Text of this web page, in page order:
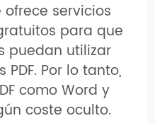
ofrece servicios
para que
puedan utilizar
Por lo tanto,
como Word y
coste oculto.